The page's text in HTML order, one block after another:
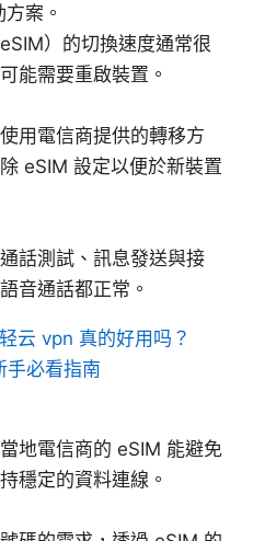
案。
）的切換速度通常很
能需要重啟裝置。
用電信商提供的轉移方
eSIM 設定以便於新裝置
話測試、訊息發送與接
音通話都正常。
轻云 vpn 真的好用吗？
手必看指南
地電信商的 eSIM 能避免
穩定的資料連線。